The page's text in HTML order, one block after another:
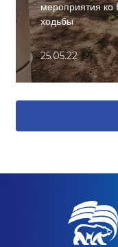
мероприятия ко
ходьбы
25.05.22